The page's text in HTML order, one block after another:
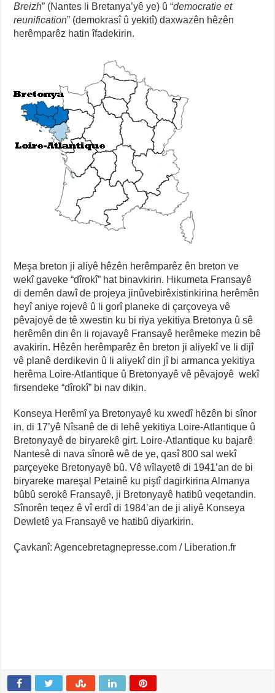
Breizh” (Nantes li Bretanya’yê ye) û “democratie et
reunification” (demokrasî û yekitî) daxwazên hêzên
herêmparêz hatin îfadekirin.
Meşa breton ji aliyê hêzên herêmparêz ên breton ve
wekî gaveke “dîrokî” hat binavkirin. Hikumeta Fransayê
di demên dawî de projeya jinûvebirêxistinkirina herêmên
heyî aniye rojevê û li gorî planeke di çarçoveya vê
pêvajoyê de tê xwestin ku bi riya yekitiya Bretonya û sê
herêmên din ên li rojavayê Fransayê herêmeke mezin bê
avakirin. Hêzên herêmparêz ên breton ji aliyekî ve li dijî
vê planê derdikevin û li aliyekî din jî bi armanca yekitiya
herêma Loire-Atlantique û Bretonyayê vê pêvajoyê wekî
firsendeke “dîrokî” bi nav dikin.
Konseya Herêmî ya Bretonyayê ku xwedî hêzên bi sînor
in, di 17’yê Nîsanê de di lehê yekitiya Loire-Atlantique û
Bretonyayê de biryarekê girt. Loire-Atlantique ku bajarê
Nantesê di nava sînorê wê de ye, qasî 800 sal wekî
parçeyeke Bretonyayê bû. Vê wîlayetê di 1941’an de bi
biryareke mareşal Petainê ku piştî dagirkirina Almanya
bûbû serokê Fransayê, ji Bretonyayê hatibû veqetandin.
Sînorên teqez ê vî erdî di 1984’an de ji aliyê Konseya
Dewletê ya Fransayê ve hatibû diyarkirin.
Çavkanî: Agencebretagnepresse.com / Liberation.fr